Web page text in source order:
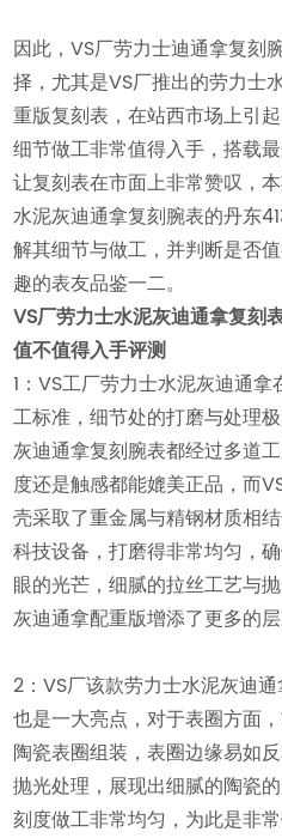
因此，VS厂劳力士迪通拿复刻
择，尤其是VS厂推出的劳力士
重版复刻表，在站西市场上引
细节做工非常值得入手，搭载
让复刻表在市面上非常赞叹，
水泥灰迪通拿复刻腕表的丹东
解其细节与做工，并判断是否
趣的表友品鉴一二。
VS厂劳力士水泥灰迪通拿复刻
值不值得入手评测
1：VS工厂劳力士水泥灰迪通
工标准，细节处的打磨与处理
灰迪通拿复刻腕表都经过多道
度还是触感都能媲美正品，而
壳采取了重金属与精钢材质相
科技设备，打磨得非常均匀，
眼的光芒，细腻的拉丝工艺与
灰迪通拿配重版增添了更多的层
2：VS厂该款劳力士水泥灰迪
也是一大亮点，对于表圈方面
陶瓷表圈组装，表圈边缘易如
抛光处理，展现出细腻的陶瓷
刻度做工非常均匀，为此是非